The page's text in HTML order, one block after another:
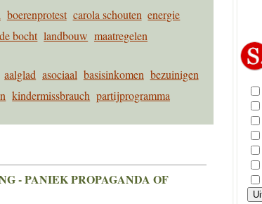
boerenprotest carola schouten energie
bocht landbouw maatregelen
aalglad asociaal basisinkomen bezuinigen
kindermissbrauch partijprogramma
- PANIEK PROPAGANDA OF